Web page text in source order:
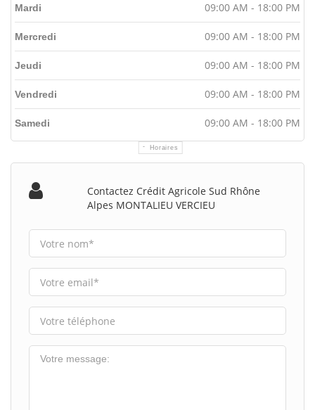
Horaires
Mardi 09:00 AM - 18:00 PM
Mercredi 09:00 AM - 18:00 PM
Jeudi 09:00 AM - 18:00 PM
Vendredi 09:00 AM - 18:00 PM
Samedi 09:00 AM - 18:00 PM
Contactez Crédit Agricole Sud Rhône
Alpes MONTALIEU VERCIEU